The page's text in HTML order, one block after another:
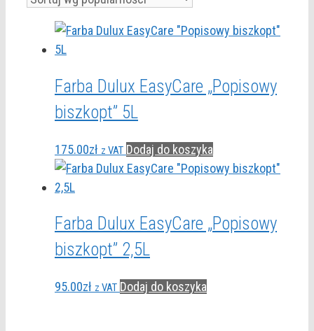
Farba Dulux EasyCare „Popisowy
biszkopt” 5L
175.00zł z VAT Dodaj do koszyka
Farba Dulux EasyCare „Popisowy
biszkopt” 2,5L
95.00zł z VAT Dodaj do koszyka